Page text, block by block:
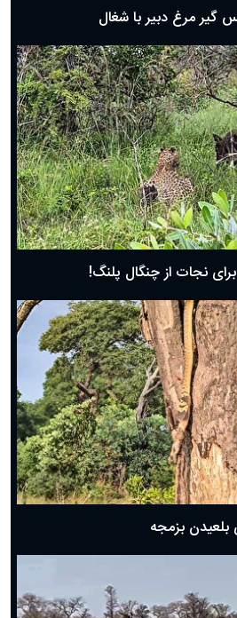
گیر مرغ دبیر با شغال
نجات از چنگال پلنگ!
بلعیدن بزمجه